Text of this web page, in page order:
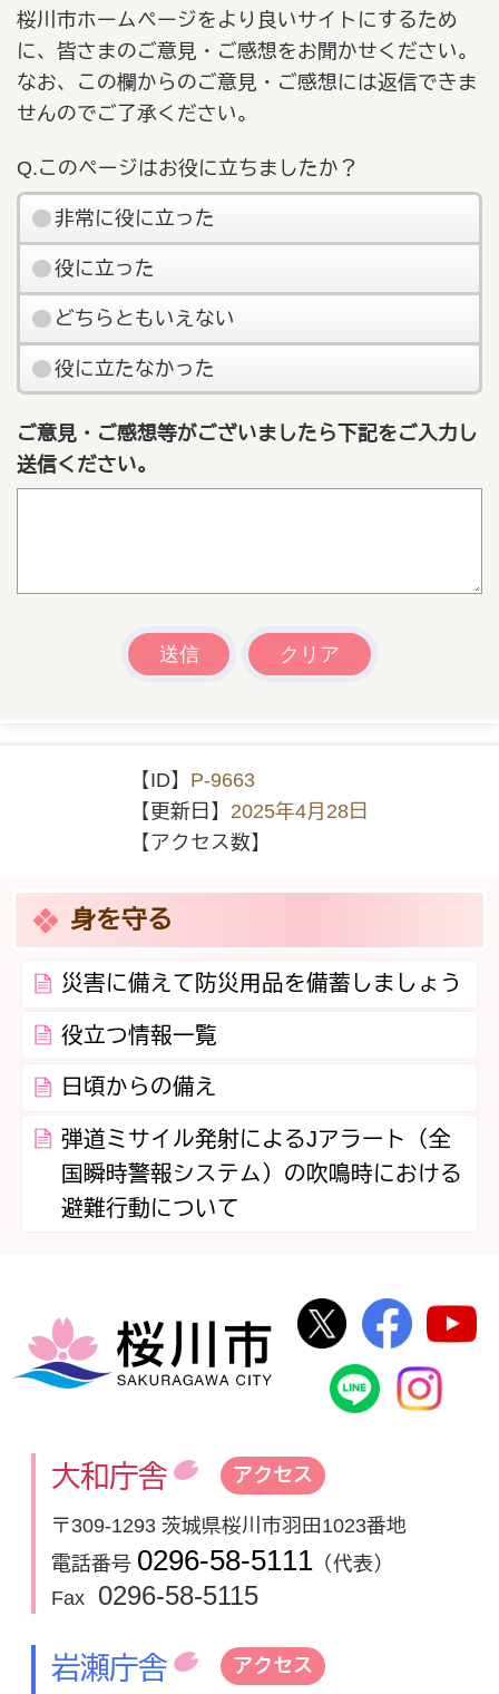
桜川市ホームページをより良いサイトにするため
に、皆さまのご意見・ご感想をお聞かせください。
なお、この欄からのご意見・ご感想には返信できま
せんのでご了承ください。
Q.このページはお役に立ちましたか？
非常に役に立った
役に立った
どちらともいえない
役に立たなかった
ご意見・ご感想等がございましたら下記をご入力し
送信ください。
【ID】 P-9663
【更新日】 2025年4月28日
【アクセス数】
身を守る
災害に備えて防災用品を備蓄しましょう
役立つ情報一覧
日頃からの備え
弾道ミサイル発射によるJアラート（全
国瞬時警報システム）の吹鳴時における
避難行動について
桜川市
桜川市公式
桜川
桜川市公
大和庁舎 アクセス
〒309-1293 茨城県桜川市羽田1023番地
電話番号 0296-58-5111 （代表）
Fax
0296-58-5115
岩瀬庁舎 アクセス